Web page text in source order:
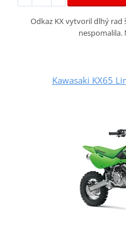
Odkaz KX vytvoril dlhý rad
nespomalila.
Kawasaki KX65